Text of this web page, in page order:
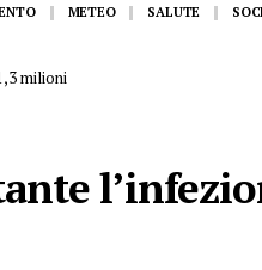
METEO SALUTE
milioni